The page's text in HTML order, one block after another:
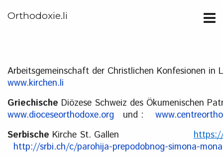
Orthodoxie.li
Arbeitsgemeinschaft der Christlichen Konfesionen
www.kirchen.li
Griechische Diözese Schweiz des Ökumenischen
www.dioceseorthodoxe.org und :
Serbische Kirche St. Gallen
http://srbi.ch/c/parohija-prepodobnog-simona-